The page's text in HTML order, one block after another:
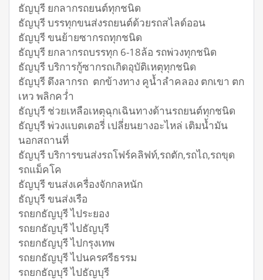
ธัญบุรี ยกลากรถยนต์ทุกชนิด
ธัญบุรี บรรทุกขนส่งรถยนต์ด้วยรถสไลด์ออน
ธัญบุรี ขนย้ายซากรถทุกชนิด
ธัญบุรี ยกลากรถบรรทุก 6-18ล้อ รถพ่วงทุกชนิด
ธัญบุรี บริการกู้ซากรถเกิดอุบัติเหตุทุกชนิด
ธัญบุรี ดึงลากรถ ตกข้างทาง คูน้ำลำคลอง ตกเขา ตก
เหว พลิกคว่ำ
ธัญบุรี ช่วยเหลือเหตุฉุกเฉินทางด้านรถยนต์ทุกชนิด
ธัญบุรี พ่วงแบตเตอรี่ เปลี่ยนยางอะไหล่ เติมน้ำมัน
นอกสถานที่
ธัญบุรี บริการขนส่งรถโฟร์คลิฟท์,รถตัก,รถไถ,รถขุด
รถแม็คโค
ธัญบุรี ขนส่งเครื่องจักกลหนัก
ธัญบุรี ขนส่งเรือ
รถยกธัญบุรี ไประยอง
รถยกธัญบุรี ไปธัญบุรี
รถยกธัญบุรี ไปกรุงเทพ
รถยกธัญบุรี ไปนครศรีธรรม
รถยกธัญบุรี ไปธัญบุรี